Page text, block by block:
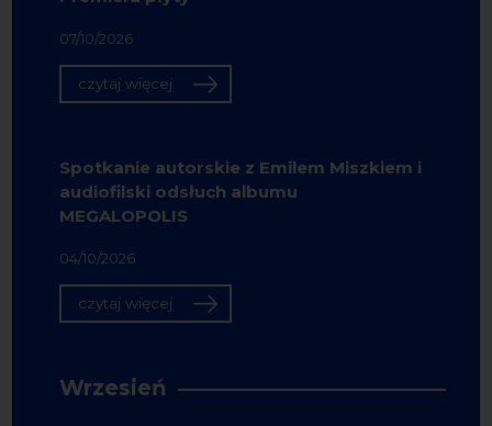
07/10/2026
czytaj więcej
Spotkanie autorskie z Emilem Miszkiem i
audiofilski odsłuch albumu
MEGALOPOLIS
04/10/2026
czytaj więcej
Wrzesień